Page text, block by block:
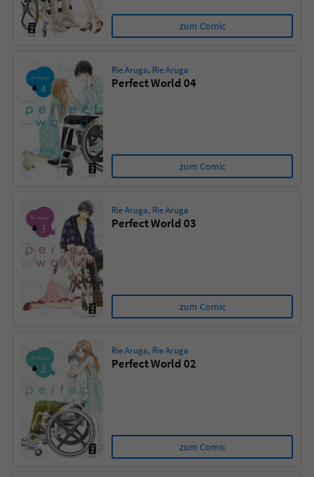
zum Comic
Rie Aruga, Rie Aruga
Perfect World 04
zum Comic
Rie Aruga, Rie Aruga
Perfect World 03
zum Comic
Rie Aruga, Rie Aruga
Perfect World 02
zum Comic